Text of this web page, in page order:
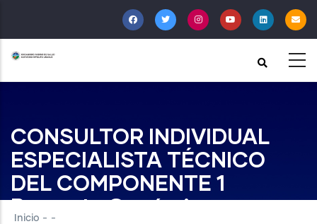
al
contenido
principal
CONSULTOR INDIVIDUAL
ESPECIALISTA TÉCNICO
DEL COMPONENTE 1
Proyecto Genómicas
Inicio - -